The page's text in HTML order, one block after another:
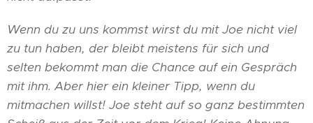
Wenn du zu uns kommst wirst du mit Joe nicht viel
zu tun haben, der bleibt meistens für sich und
selten bekommt man die Chance auf ein Gespräch
mit ihm. Aber hier ein kleiner Tipp, wenn du
mitmachen willst! Joe steht auf so ganz bestimmten